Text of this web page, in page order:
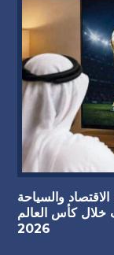
وزارة الاقتصاد والسياحة
خلال كأس العالم
2026